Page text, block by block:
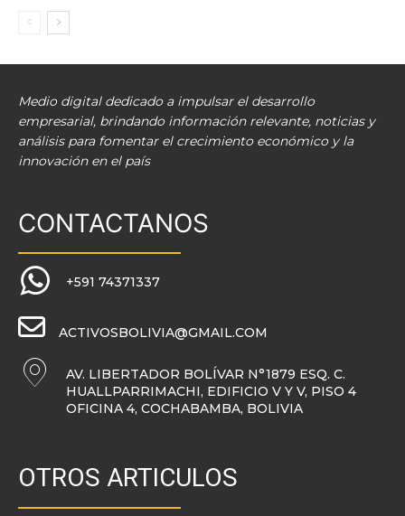
Medio digital dedicado a impulsar el desarrollo
empresarial, brindando información relevante, noticias y
análisis para fomentar el crecimiento económico y la
innovación en el país
CONTACTANOS
+591 74371337
ACTIVOSBOLIVIA@GMAIL.COM
AV. LIBERTADOR BOLÍVAR N°1879 ESQ. C.
HUALLPARRIMACHI, EDIFICIO V Y V, PISO 4
OFICINA 4, COCHABAMBA, BOLIVIA
OTROS ARTICULOS